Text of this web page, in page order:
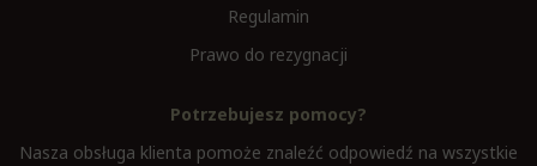
Regulamin
Prawo do rezygnacji
Potrzebujesz pomocy?
Nasza obsługa klienta pomoże znaleźć odpowiedź na wszystkie